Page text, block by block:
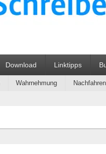
Lehrmittel
Download Linktipps
Wahrnehmung Nachfahren